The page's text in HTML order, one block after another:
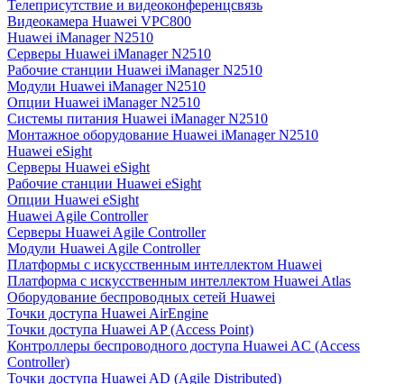
Телеприсутствие и видеоконференцсвязь
Видеокамера Huawei VPC800
Huawei iManager N2510
Серверы Huawei iManager N2510
Рабочие станции Huawei iManager N2510
Модули Huawei iManager N2510
Опции Huawei iManager N2510
Системы питания Huawei iManager N2510
Монтажное оборудование Huawei iManager N2510
Huawei eSight
Серверы Huawei eSight
Рабочие станции Huawei eSight
Опции Huawei eSight
Huawei Agile Controller
Серверы Huawei Agile Controller
Модули Huawei Agile Controller
Платформы с искусственным интеллектом Huawei
Платформа с искусственным интеллектом Huawei Atlas
Оборудование беспроводных сетей Huawei
Точки доступа Huawei AirEngine
Точки доступа Huawei AP (Access Point)
Контроллеры беспроводного доступа Huawei AC (Access
Controller)
Точки доступа Huawei AD (Agile Distributed)